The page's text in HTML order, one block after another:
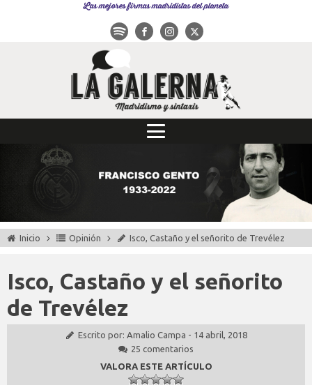
Las mejores firmas madridistas del planeta
Inicio Opinión Isco, Castaño y el señorito de Trevélez
Isco, Castaño y el señorito
de Trevélez
Escrito por: Amalio Campa - 14 abril, 2018
25 comentarios
VALORA ESTE ARTÍCULO